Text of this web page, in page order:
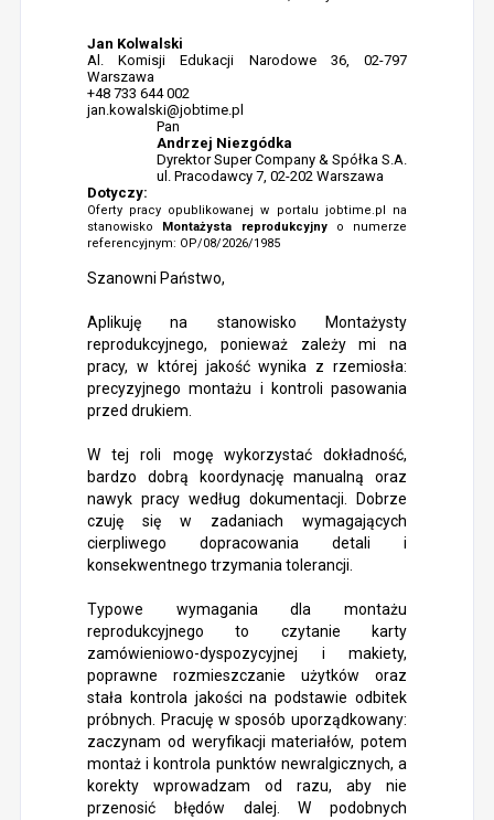
Jan Kolwalski
Al. Komisji Edukacji Narodowe 36, 02-797
Warszawa
+48 733 644 002
jan.kowalski@jobtime.pl
Pan
Andrzej Niezgódka
Dyrektor Super Company & Spółka S.A.
ul. Pracodawcy 7, 02-202 Warszawa
Dotyczy:
Oferty pracy opublikowanej w portalu jobtime.pl na
stanowisko Montażysta reprodukcyjnyo numerze
referencyjnym: OP/08/2026/1985
Szanowni Państwo,
Aplikuję na stanowisko Montażysty
reprodukcyjnego, ponieważ zależy mi na
pracy, w której jakość wynika z rzemiosła:
precyzyjnego montażu i kontroli pasowania
przed drukiem.
W tej roli mogę wykorzystać dokładność,
bardzo dobrą koordynację manualną oraz
nawyk pracy według dokumentacji. Dobrze
czuję się w zadaniach wymagających
cierpliwego dopracowania detali i
konsekwentnego trzymania tolerancji.
Typowe wymagania dla montażu
reprodukcyjnego to czytanie karty
zamówieniowo-dyspozycyjnej i makiety,
poprawne rozmieszczanie użytków oraz
stała kontrola jakości na podstawie odbitek
próbnych. Pracuję w sposób uporządkowany:
zaczynam od weryfikacji materiałów, potem
montaż i kontrola punktów newralgicznych, a
korekty wprowadzam od razu, aby nie
przenosić błędów dalej. W podobnych